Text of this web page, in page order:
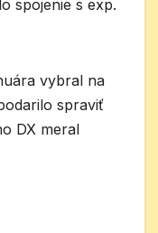
spojenie s exp.
vybral na
spraviť
DX meral